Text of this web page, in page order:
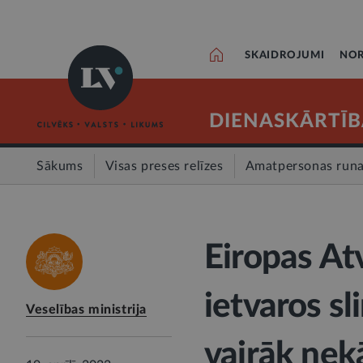
SKAIDROJUMI
Sākums Visas preses relīzes Amatpersonas
Veselības ministrija
Eiropas
ietvaros
vairāk